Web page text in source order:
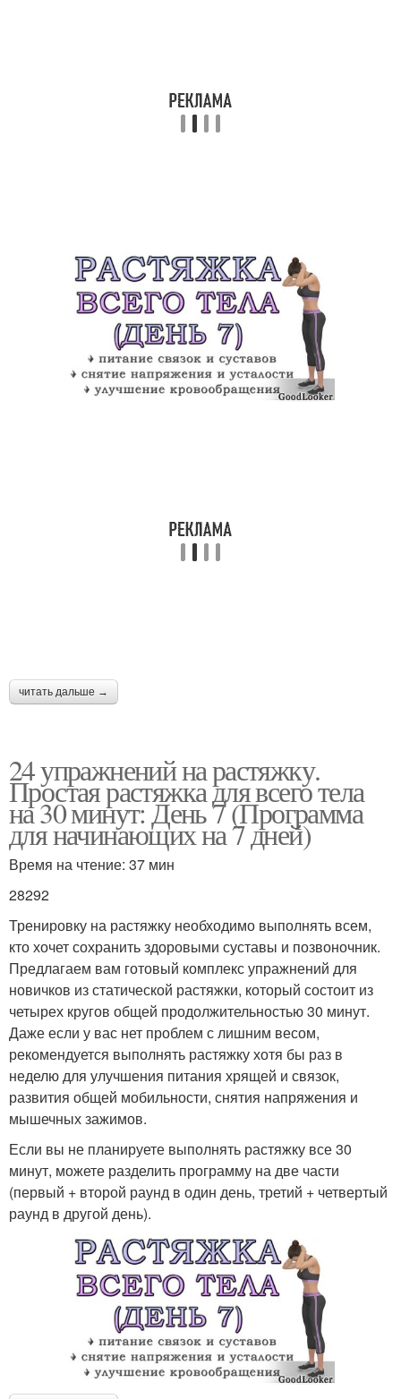
читать дальше →
24 упражнений на растяжку.
Простая растяжка для всего тела
на 30 минут: День 7 (Программа
для начинающих на 7 дней)
Время на чтение: 37 мин
28292
Тренировку на растяжку необходимо выполнять всем,
кто хочет сохранить здоровыми суставы и позвоночник.
Предлагаем вам готовый комплекс упражнений для
новичков из статической растяжки, который состоит из
четырех кругов общей продолжительностью 30 минут.
Даже если у вас нет проблем с лишним весом,
рекомендуется выполнять растяжку хотя бы раз в
неделю для улучшения питания хрящей и связок,
развития общей мобильности, снятия напряжения и
мышечных зажимов.
Если вы не планируете выполнять растяжку все 30
минут, можете разделить программу на две части
(первый + второй раунд в один день, третий + четвертый
раунд в другой день).